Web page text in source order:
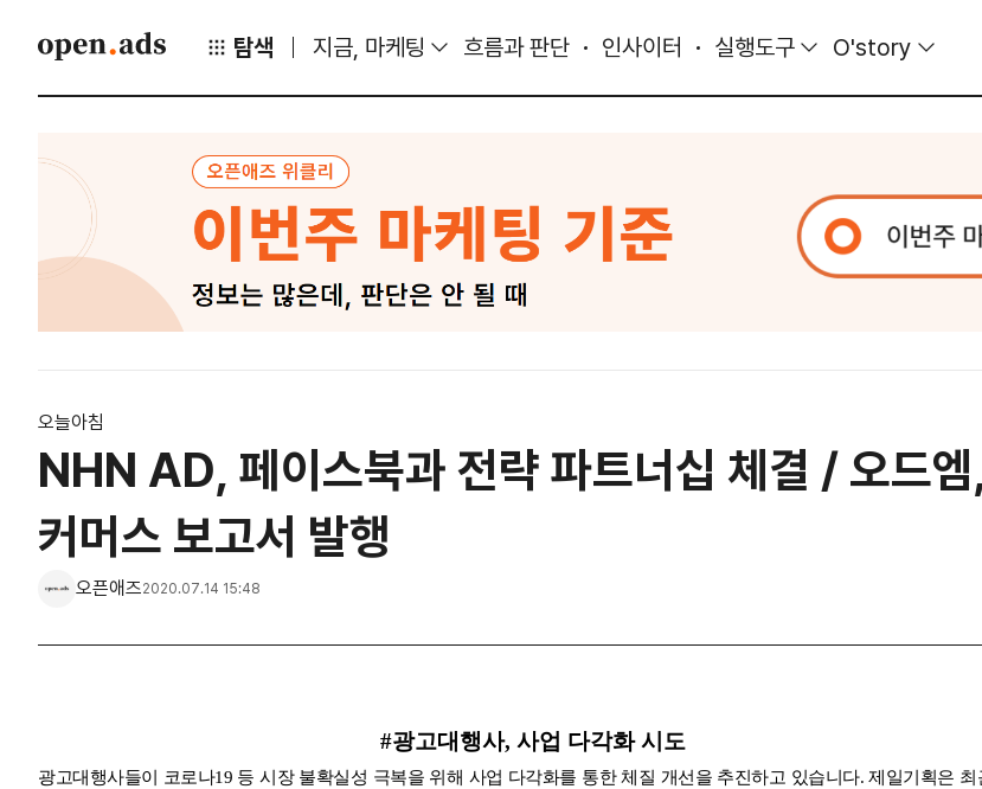
탐색 지금, 마케팅 흐름과 판단 인사이터 실행도구 O'story
오늘아침
NHN AD, 페이스북과 전략 파트너십 체결 / 오드
커머스 보고서 발행
오픈애즈2020.07.14 15:48
#광고대행사, 사업 다각화 시도
광고대행사들이 코로나19 등 시장 불확실성 극복을 위해 사업 다각화를 통한 체질 개선을 추진하고 있습니다. 제일기획은 최